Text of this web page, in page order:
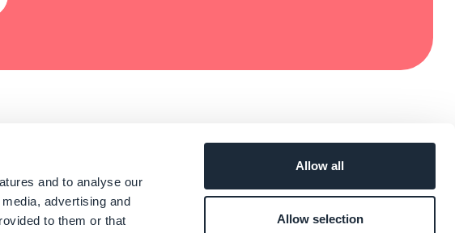
and to analyse our
advertising and
to them or that
Allow all
Allow selection